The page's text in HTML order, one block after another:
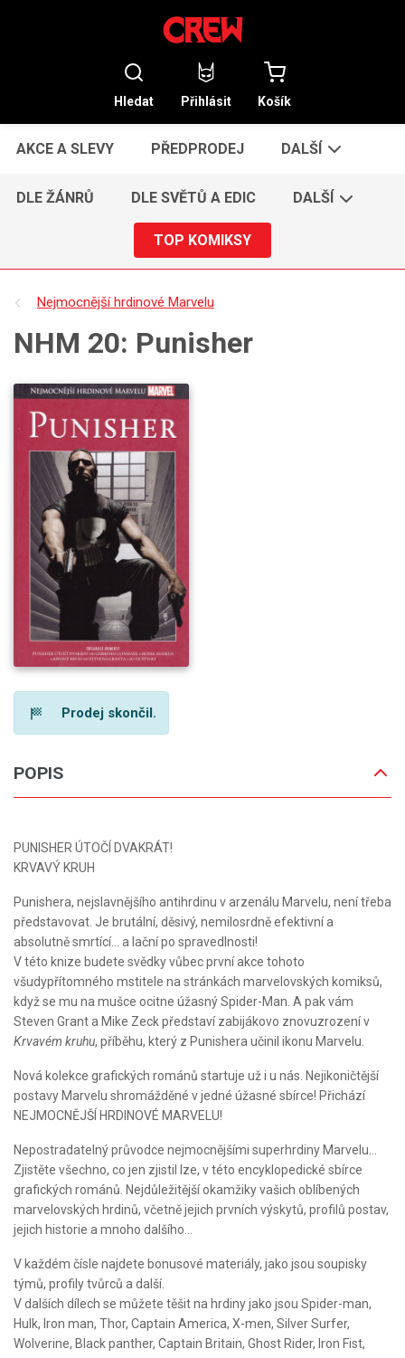
Hledat Přihlásit Košík
AKCE A SLEVY PŘEDPRODEJ DALŠÍ
DLE ŽÁNRŮ DLE SVĚTŮ A EDIC DALŠÍ
TOP KOMIKSY
Nejmocnější hrdinové Marvelu
NHM 20: Punisher
Prodej skončil.
POPIS
PUNISHER ÚTOČÍ DVAKRÁT!
KRVAVÝ KRUH
Punishera, nejslavnějšího antihrdinu v arzenálu Marvelu, není třeba
představovat. Je brutální, děsivý, nemilosrdně efektivní a
absolutně smrtící... a lační po spravedlnosti!
V této knize budete svědky vůbec první akce tohoto
všudypřítomného mstitele na stránkách marvelovských komiksů,
když se mu na mušce ocitne úžasný Spider-Man. A pak vám
Steven Grant a Mike Zeck představí zabijákovo znovuzrození v
Krvavém kruhu, příběhu, který z Punishera učinil ikonu Marvelu.
Nová kolekce grafických románů startuje už i u nás. Nejikoničtější
postavy Marvelu shromážděné v jedné úžasné sbírce! Přichází
NEJMOCNĚJŠÍ HRDINOVÉ MARVELU!
Nepostradatelný průvodce nejmocnějšími superhrdiny Marvelu...
Zjistěte všechno, co jen zjistil lze, v této encyklopedické sbírce
grafických románů. Nejdůležitější okamžiky vašich oblíbených
marvelovských hrdinů, včetně jejich prvních výskytů, profilů postav,
jejich historie a mnoho dalšího...
V každém čísle najdete bonusové materiály, jako jsou soupisky
týmů, profily tvůrců a další.
V dalších dílech se můžete těšit na hrdiny jako jsou Spider-man,
Hulk, Iron man, Thor, Captain America, X-men, Silver Surfer,
Wolverine, Black panther, Captain Britain, Ghost Rider, Iron Fist,